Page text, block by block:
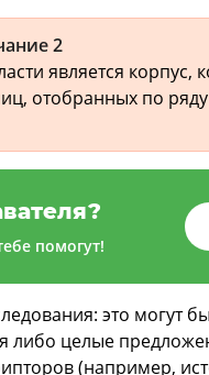
2
является корпус,
отобранных по
помогут!
это могут
либо целые
(например,